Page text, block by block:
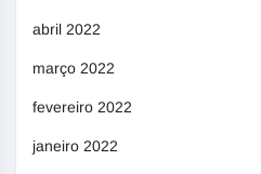
abril 2022
março 2022
fevereiro 2022
janeiro 2022